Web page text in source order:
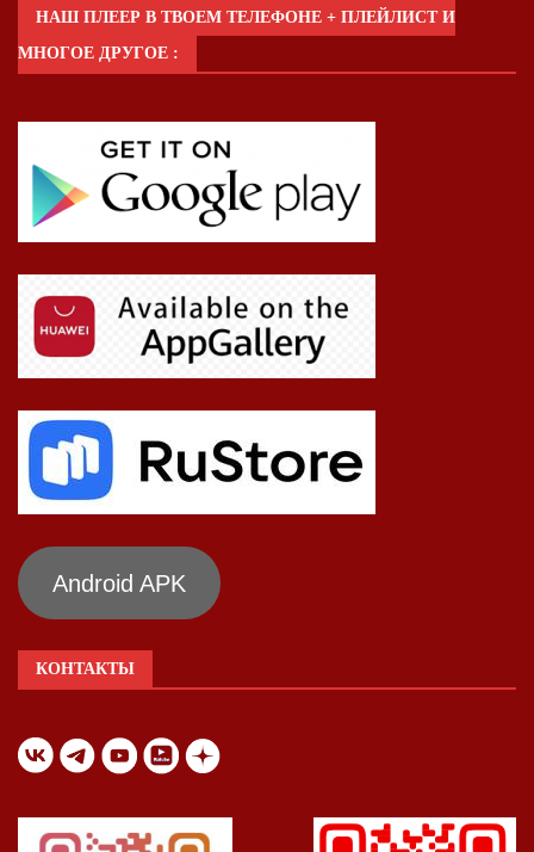
НАШ ПЛЕЕР В ТВОЕМ ТЕЛЕФОНЕ + ПЛЕЙЛИСТ И
МНОГОЕ ДРУГОЕ :
Android APK
КОНТАКТЫ